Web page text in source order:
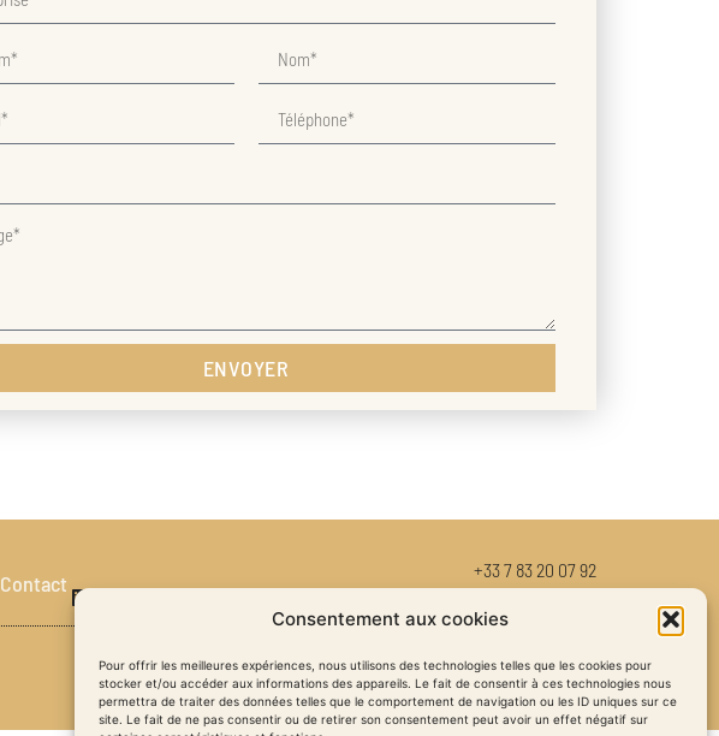
Consentement aux cookies
Pour offrir les meilleures expériences, nous utilisons des technologies telles que les cookies pour
stocker et/ou accéder aux informations des appareils. Le fait de consentir à ces technologies nous
permettra de traiter des données telles que le comportement de navigation ou les ID uniques sur ce
site. Le fait de ne pas consentir ou de retirer son consentement peut avoir un effet négatif sur
ENVOYER
Contact
+33 7 83 20 07 92